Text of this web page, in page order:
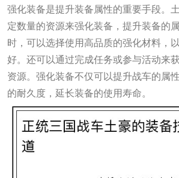
强化装备是提升装备属性的重要手段。
定数量的资源来强化装备，提升装备的
时，可以选择使用高品质的强化材料，
好。还可以通过完成任务或参与活动来
资源。强化装备不仅可以提升战车的属
的耐久度，延长装备的使用寿命。